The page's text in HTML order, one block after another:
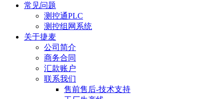
常见问题
测控通PLC
测控组网系统
关于捷麦
公司简介
商务合同
汇款账户
联系我们
售前售后-技术支持